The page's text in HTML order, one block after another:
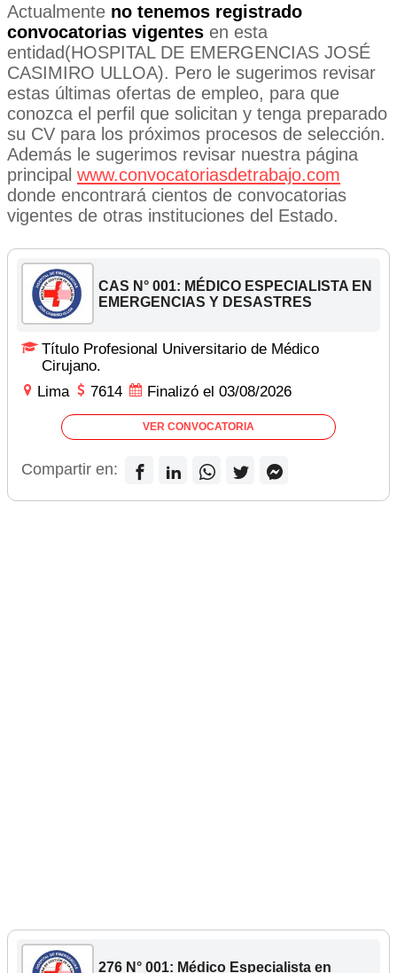
Actualmente no tenemos registrado
convocatorias vigentes en esta
entidad(HOSPITAL DE EMERGENCIAS JOSÉ
CASIMIRO ULLOA). Pero le sugerimos revisar
estas últimas ofertas de empleo, para que
conozca el perfil que solicitan y tenga preparado
su CV para los próximos procesos de selección.
Además le sugerimos revisar nuestra página
principal www.convocatoriasdetrabajo.com
donde encontrará cientos de convocatorias
vigentes de otras instituciones del Estado.
CAS N° 001: MÉDICO ESPECIALISTA EN
EMERGENCIAS Y DESASTRES
Título Profesional Universitario de Médico
Cirujano.
Lima
7614 Finalizó el 03/08/2026
VER CONVOCATORIA
Compartir en:
276 N° 001: Médico Especialista en